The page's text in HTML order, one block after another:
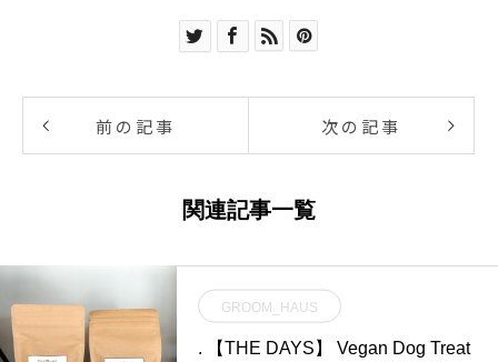
前の記事 次の記事
関連記事一覧
GROOM_HAUS
. 【THE DAYS】 Vegan Dog Treat